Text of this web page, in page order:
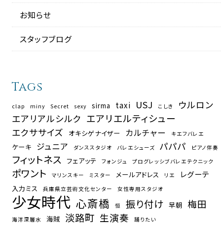
お知らせ
スタッフブログ
Tags
clap miny Secret sexy sirma taxi USJ こしき
ウルロン
エアリアルシルク エアリエルティシュー
エクササイズ オキシゲナイザー カルチャー キエフバレエ
ケーキ ジュニア ダンススタジオ バレエシューズ パパパ ピアノ伴奏
フィットネス フェアッテ フォンジュ プログレッシブバレエテクニック
ポワント マリンスキー ミスター メールアドレス リエ レグーテ
入力ミス 兵庫県立芸術文化センター 女性専用スタジオ
少女時代 心斎橋 恒 振り付け 早朝 梅田
海洋深層水 海賊 淡路町 生演奏 踊りたい